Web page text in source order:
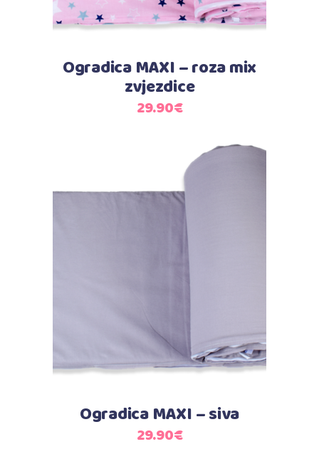
Ogradica MAXI – roza mix
zvjezdice
29.90€
Dodaj u košaricu
Ogradica MAXI – siva
29.90€